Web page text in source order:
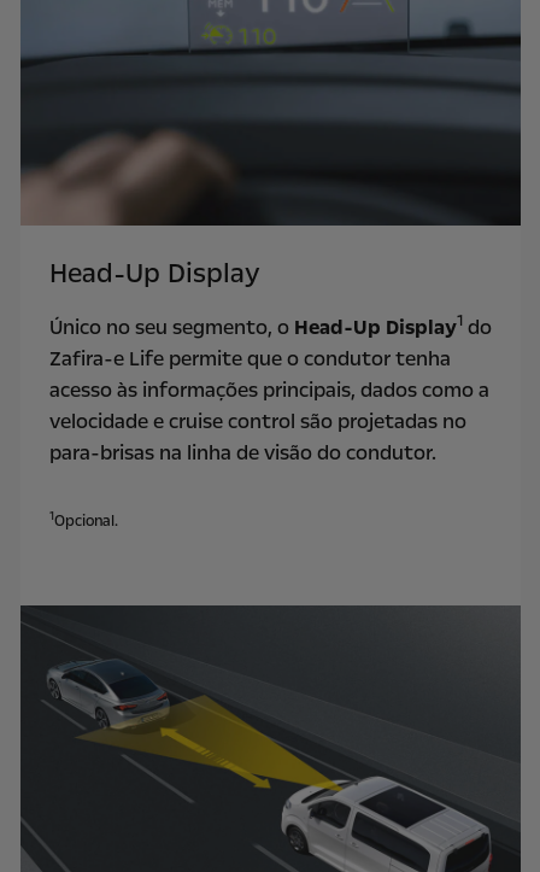
Head-Up Display
Único no seu segmento, o Head-Up Display1do
Zafira-e Life permite que o condutor tenha
acesso às informações principais, dados como a
velocidade e cruise control são projetadas no
para-brisas na linha de visão do condutor.
1Opcional.